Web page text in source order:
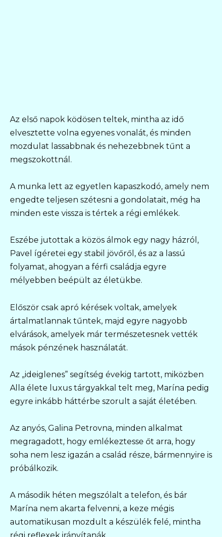
Az első napok ködösen teltek, mintha az idő
elvesztette volna egyenes vonalát, és minden
mozdulat lassabbnak és nehezebbnek tűnt a
megszokottnál.
A munka lett az egyetlen kapaszkodó, amely nem
engedte teljesen szétesni a gondolatait, még ha
minden este vissza is tértek a régi emlékek.
Eszébe jutottak a közös álmok egy nagy házról,
Pavel ígéretei egy stabil jövőről, és az a lassú
folyamat, ahogyan a férfi családja egyre
mélyebben beépült az életükbe.
Először csak apró kérések voltak, amelyek
ártalmatlannak tűntek, majd egyre nagyobb
elvárások, amelyek már természetesnek vették
mások pénzének használatát.
Az „ideiglenes” segítség évekig tartott, miközben
Alla élete luxus tárgyakkal telt meg, Marína pedig
egyre inkább háttérbe szorult a saját életében.
Az anyós, Galina Petrovna, minden alkalmat
megragadott, hogy emlékeztesse őt arra, hogy
soha nem lesz igazán a család része, bármennyire is
próbálkozik.
A második héten megszólalt a telefon, és bár
Marína nem akarta felvenni, a keze mégis
automatikusan mozdult a készülék felé, mintha